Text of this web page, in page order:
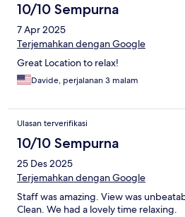
10/10 Sempurna
7 Apr 2025
Terjemahkan dengan Google
Great Location to relax!
Davide, perjalanan 3 malam
Ulasan terverifikasi
10/10 Sempurna
25 Des 2025
Terjemahkan dengan Google
Staff was amazing. View was
Clean. We had a lovely time relaxing.